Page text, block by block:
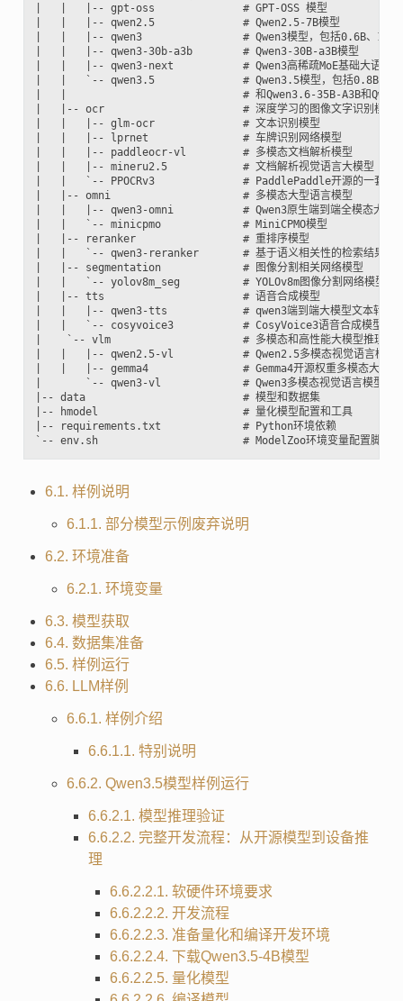
|   |   |-- gpt-oss              # GPT-OSS 模型
|   |   |-- qwen2.5              # Qwen2.5-7B模型
|   |   |-- qwen3                # Qwen3模型，包括0.6B、1.7B、
|   |   |-- qwen3-30b-a3b        # Qwen3-30B-a3B模型
|   |   |-- qwen3-next           # Qwen3高稀疏MoE基础大语言模
|   |   `-- qwen3.5              # Qwen3.5模型，包括0.8B、2B、
|   |                            # 和Qwen3.6-35B-A3B和
|   |-- ocr                      # 深度学习的图像文字识别模型（基
|   |   |-- glm-ocr              # 文本识别模型
|   |   |-- lprnet               # 车牌识别网络模型
|   |   |-- paddleocr-vl         # 多模态文档解析模型
|   |   |-- mineru2.5            # 文档解析视觉语言大模型
|   |   `-- PPOCRv3              # PaddlePaddle开源的一套OCR
|   |-- omni                     # 多模态大型语言模型
|   |   |-- qwen3-omni           # Qwen3原生端到端全模态大模
|   |   `-- minicpmo             # MiniCPMO模型
|   |-- reranker                 # 重排序模型
|   |   `-- qwen3-reranker       # 基于语义相关性的检索结果重排
|   |-- segmentation             # 图像分割相关网络模型
|   |   `-- yolov8m_seg          # YOLOv8m图像分割网络模型
|   |-- tts                      # 语音合成模型
|   |   |-- qwen3-tts            # qwen3端到端大模型文本转语音
|   |   `-- cosyvoice3           # CosyVoice3语音合成模型
|    `-- vlm                     # 多模态和高性能大模型推理加速
|   |   |-- qwen2.5-vl           # Qwen2.5多模态视觉语言模型
|   |   |-- gemma4               # Gemma4开源权重多模态大模型
|       `-- qwen3-vl             # Qwen3多模态视觉语言模型
|-- data                         # 模型和数据集
|-- hmodel                       # 量化模型配置和工具
|-- requirements.txt             # Python环境依赖
6.1. 样例说明
6.1.1. 部分模型示例废弃说明
6.2. 环境准备
6.2.1. 环境变量
6.3. 模型获取
6.4. 数据集准备
6.5. 样例运行
6.6. LLM样例
6.6.1. 样例介绍
6.6.1.1. 特别说明
6.6.2. Qwen3.5模型样例运行
6.6.2.1. 模型推理验证
6.6.2.2. 完整开发流程：从开源模型到设备推
理
6.6.2.2.1. 软硬件环境要求
6.6.2.2.2. 开发流程
6.6.2.2.3. 准备量化和编译开发环境
6.6.2.2.4. 下载Qwen3.5-4B模型
6.6.2.2.5. 量化模型